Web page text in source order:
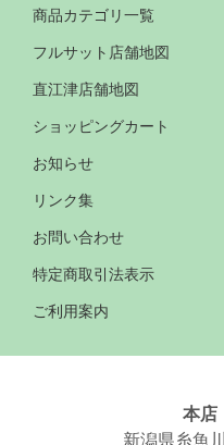
商品カテゴリ一覧
フルサット店舗地図
直江津店舗地図
ショッピングカート
お知らせ
リンク集
お問い合わせ
特定商取引法表示
ご利用案内
本店
新潟県糸魚